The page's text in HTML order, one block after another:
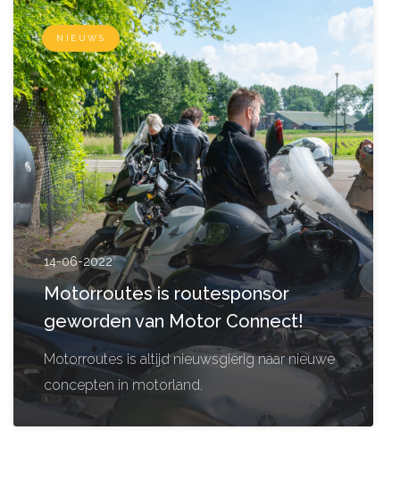
NIEUWS
14-06-2022
Motorroutes is routesponsor
geworden van Motor Connect!
Motorroutes is altijd nieuwsgierig naar nieuwe
concepten in motorland.